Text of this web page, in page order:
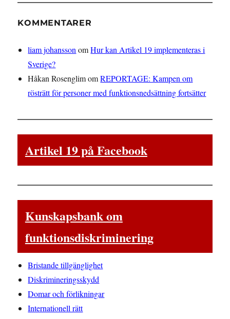
KOMMENTARER
liam johansson omHur kan Artikel 19 implementeras i
Sverige?
Håkan RosenglimomREPORTAGE: Kampen om
rösträtt för personer med funktionsnedsättning fortsätter
Artikel 19 på Facebook
Kunskapsbank om
funktionsdiskriminering
Bristande tillgänglighet
Diskrimineringsskydd
Domar och förlikningar
Internationell rätt